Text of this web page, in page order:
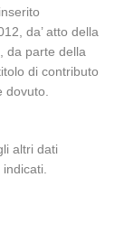
da’ atto della
da parte della
di contributo
altri dati